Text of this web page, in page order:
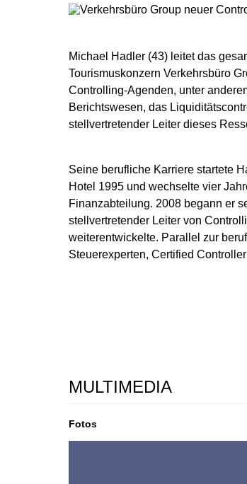
Michael Hadler (43) leitet das
Tourismuskonzern Verkehrsbüro
Controlling-Agenden, unter
Berichtswesen, das
stellvertretender Leiter dieses
Seine berufliche Karriere startete
Hotel 1995 und wechselte vier
Finanzabteilung. 2008 begann er
stellvertretender Leiter von
weiterentwickelte. Parallel zur
Steuerexperten, Certified
MULTIMEDIA
Fotos